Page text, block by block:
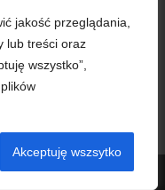
jakość przeglądania,
lub treści oraz
wszystko”,
Akceptuję wszsytko